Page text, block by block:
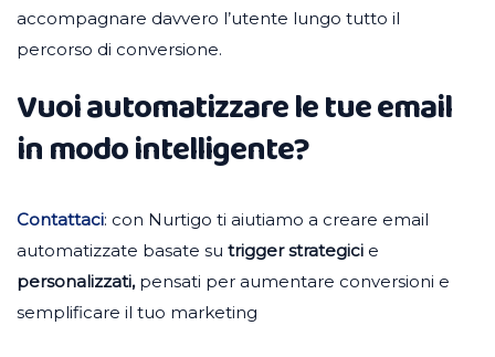
accompagnare davvero l’utente lungo tutto il
percorso di conversione.
Vuoi automatizzare le tue email
in modo intelligente?
Contattaci: con Nurtigo ti aiutiamo a creare email
automatizzate basate su trigger strategici e
personalizzati,pensati per aumentare conversioni e
semplificare il tuo marketing